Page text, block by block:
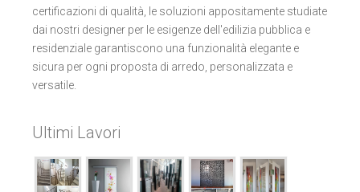
certificazioni di qualità, le soluzioni appositamente studiate
dai nostri designer per le esigenze dell'edilizia pubblica e
residenziale garantiscono una funzionalità elegante e
sicura per ogni proposta di arredo, personalizzata e
versatile.
Ultimi Lavori